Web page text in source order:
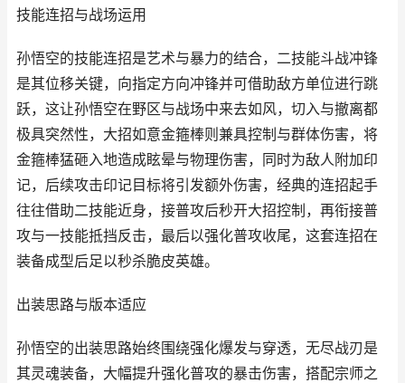
技能连招与战场运用
孙悟空的技能连招是艺术与暴力的结合，二技能斗战冲锋
是其位移关键，向指定方向冲锋并可借助敌方单位进行跳
跃，这让孙悟空在野区与战场中来去如风，切入与撤离都
极具突然性，大招如意金箍棒则兼具控制与群体伤害，将
金箍棒猛砸入地造成眩晕与物理伤害，同时为敌人附加印
记，后续攻击印记目标将引发额外伤害，经典的连招起手
往往借助二技能近身，接普攻后秒开大招控制，再衔接普
攻与一技能抵挡反击，最后以强化普攻收尾，这套连招在
装备成型后足以秒杀脆皮英雄。
出装思路与版本适应
孙悟空的出装思路始终围绕强化爆发与穿透，无尽战刃是
其灵魂装备，大幅提升强化普攻的暴击伤害，搭配宗师之